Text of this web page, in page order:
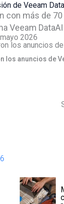
de Veeam
más de
Veeam
2026
anuncios de